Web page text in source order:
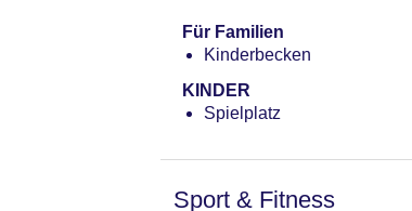
Für Familien
Kinderbecken
KINDER
Spielplatz
Sport & Fitness